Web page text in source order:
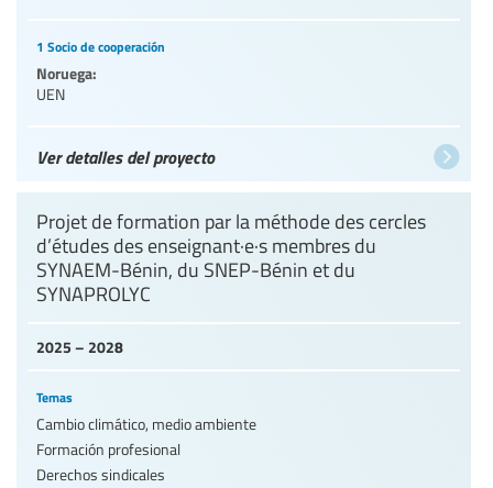
1 Socio de cooperación
Noruega:
UEN
Ver detalles del proyecto
2025 – 2028
Projet de formation par la méthode des cercles
d’études des enseignant·e·s membres du
SYNAEM-Bénin, du SNEP-Bénin et du
SYNAPROLYC
Temas
Cambio climático, medio ambiente
Formación profesional
Derechos sindicales